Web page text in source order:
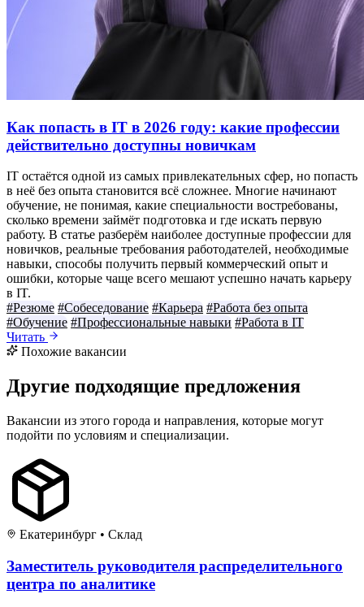
Как попасть в IT в 2026 году: какие профессии
действительно доступны новичкам
IT остаётся одной из самых привлекательных сфер, но попасть
в неё без опыта становится всё сложнее. Многие начинают
обучение, не понимая, какие специальности востребованы,
сколько времени займёт подготовка и где искать первую
работу. В статье разберём наиболее доступные профессии для
новичков, реальные требования работодателей, необходимые
навыки, способы получить первый коммерческий опыт и
ошибки, которые чаще всего мешают успешно начать карьеру
в IT.
#Резюме #Собеседование #Карьера #Работа без опыта
#Обучение #Профессиональные навыки #Работа в IT
Читать
Похожие вакансии
Другие подходящие предложения
Вакансии из этого города и направления, которые могут
подойти по условиям и специализации.
Екатеринбург • Склад
Заместитель руководителя распределительного
центра по аналитике